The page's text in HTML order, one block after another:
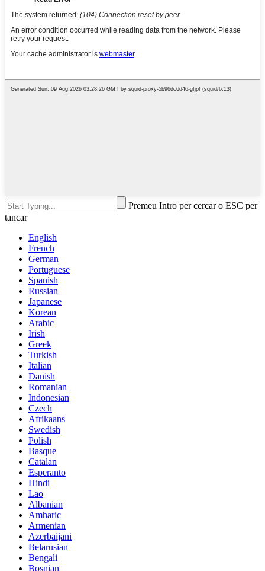
Premeu Intro per cercar o ESC per
tancar
English
French
German
Portuguese
Spanish
Russian
Japanese
Korean
Arabic
Irish
Greek
Turkish
Italian
Danish
Romanian
Indonesian
Czech
Afrikaans
Swedish
Polish
Basque
Catalan
Esperanto
Hindi
Lao
Albanian
Amharic
Armenian
Azerbaijani
Belarusian
Bengali
Bosnian